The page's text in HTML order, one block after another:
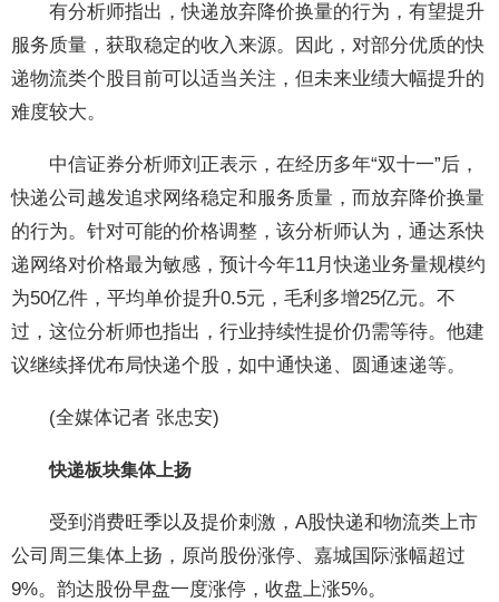
有分析师指出，快递放弃降价换量的行为，有望提升
服务质量，获取稳定的收入来源。因此，对部分优质的快
递物流类个股目前可以适当关注，但未来业绩大幅提升的
难度较大。
中信证券分析师刘正表示，在经历多年“双十一”后，
快递公司越发追求网络稳定和服务质量，而放弃降价换量
的行为。针对可能的价格调整，该分析师认为，通达系快
递网络对价格最为敏感，预计今年11月快递业务量规模约
为50亿件，平均单价提升0.5元，毛利多增25亿元。不
过，这位分析师也指出，行业持续性提价仍需等待。他建
议继续择优布局快递个股，如中通快递、圆通速递等。
(全媒体记者 张忠安)
快递板块集体上扬
受到消费旺季以及提价刺激，A股快递和物流类上市
公司周三集体上扬，原尚股份涨停、嘉城国际涨幅超过
9%。韵达股份早盘一度涨停，收盘上涨5%。